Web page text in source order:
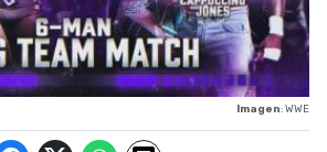
Imagen: WWE